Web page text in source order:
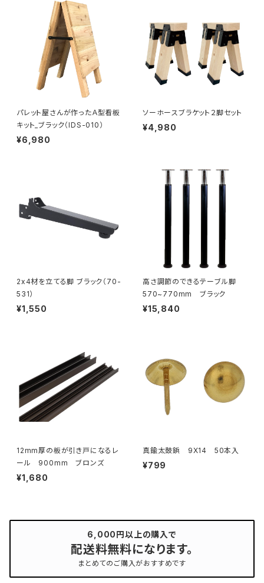
パレット屋さんが作ったＡ型看板
キット_ブラック（IDS-010）
¥6,980
ソーホースブラケット２脚セット
¥4,980
2x4材を立てる脚 ブラック（70-
531）
¥1,550
高さ調節のできるテーブル脚
570~770mm ブラック
¥15,840
12mm厚の板が引き戸になるレ
ール 900mm ブロンズ
¥1,680
真鍮太鼓鋲 9X14 50本入
¥799
6,000円以上の購入で
配送料無料になります。
まとめてのご購入がおすすめです